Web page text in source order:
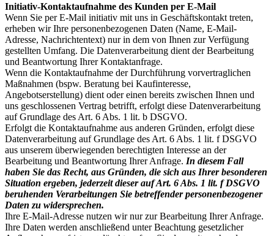
Initiativ-Kontaktaufnahme des Kunden per E-Mail
Wenn Sie per E-Mail initiativ mit uns in Geschäftskontakt treten,
erheben wir Ihre personenbezogenen Daten (Name, E-Mail-
Adresse, Nachrichtentext) nur in dem von Ihnen zur Verfügung
gestellten Umfang. Die Datenverarbeitung dient der Bearbeitung
und Beantwortung Ihrer Kontaktanfrage.
Wenn die Kontaktaufnahme der Durchführung vorvertraglichen
Maßnahmen (bspw. Beratung bei Kaufinteresse,
Angebotserstellung) dient oder einen bereits zwischen Ihnen und
uns geschlossenen Vertrag betrifft, erfolgt diese Datenverarbeitung
auf Grundlage des Art. 6 Abs. 1 lit. b DSGVO.
Erfolgt die Kontaktaufnahme aus anderen Gründen, erfolgt diese
Datenverarbeitung auf Grundlage des Art. 6 Abs. 1 lit. f DSGVO
aus unserem überwiegenden berechtigten Interesse an der
Bearbeitung und Beantwortung Ihrer Anfrage. In diesem Fall
haben Sie das Recht, aus Gründen, die sich aus Ihrer besonderen
Situation ergeben, jederzeit dieser auf Art. 6 Abs. 1 lit. f DSGVO
beruhenden Verarbeitungen Sie betreffender personenbezogener
Daten zu widersprechen.
Ihre E-Mail-Adresse nutzen wir nur zur Bearbeitung Ihrer Anfrage.
Ihre Daten werden anschließend unter Beachtung gesetzlicher